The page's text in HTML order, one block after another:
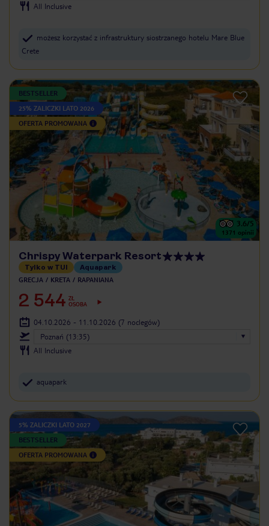
All Inclusive
możesz korzystać z infrastruktury siostrzanego hotelu Mare Blue
Crete
BESTSELLER
25% ZALICZKI LATO 2026
OFERTA PROMOWANA
3.6/5
1371 opinii
Chrispy Waterpark Resort
Tylko w TUI Aquapark
GRECJA KRETA RAPANIANA
2 544 ZŁ
OSOBA
04.10.2026 - 11.10.2026 (7 noclegów)
Poznań (13:35)
All Inclusive
aquapark
5% ZALICZKI LATO 2027
BESTSELLER
OFERTA PROMOWANA